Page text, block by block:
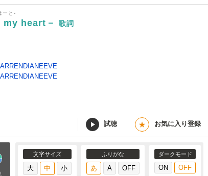
ーと-
my heart－ 歌詞
試聴 ★ お気に入り登録
文字サイズ ふりがな ダークモード